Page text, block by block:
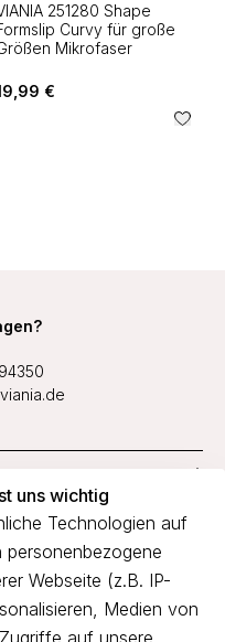
251280 Shape
Curvy für große
Mikrofaser
€
uns wichtig
Technologien auf
personenbezogene
Webseite (z.B. IP-
Medien von
auf unsere